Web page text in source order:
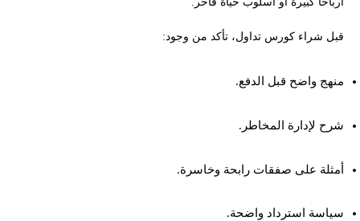
قبل شراء كورس تداول، تأكد من وجود:
منهج واضح قبل الدفع.
شرح لإدارة المخاطر.
أمثلة على صفقات رابحة وخاسرة.
سياسة استرداد واضحة.